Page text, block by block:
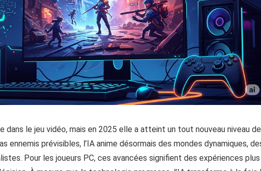
dans le jeu vidéo, mais en 2025 elle a atteint un tout nouveau niveau de
ennemis prévisibles, l’IA anime désormais des mondes dynamiques,
Pour les joueurs PC, ces avancées signifient des expériences plus